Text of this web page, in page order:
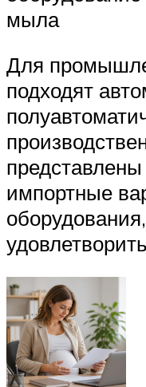
мыла
Для
подходят
импортные